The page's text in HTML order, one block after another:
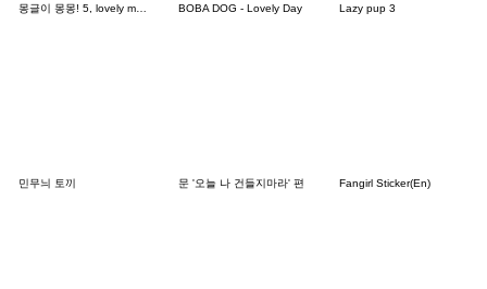
BOBA DOG - Lovely Day Lazy pup 3
민무늬 토끼 문 '오늘 나 건들지마라' 편 Fangirl Sticker(En)